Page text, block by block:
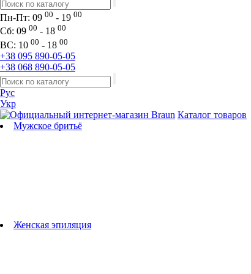
Пн-Пт: 09 00 - 19 00
Сб: 09 00 - 18 00
ВС: 10 00 - 18 00
+38 095 890-05-05
+38 068 890-05-05
Рус
Укр
Каталог товаров
Мужское бритьё
Женская эпиляция